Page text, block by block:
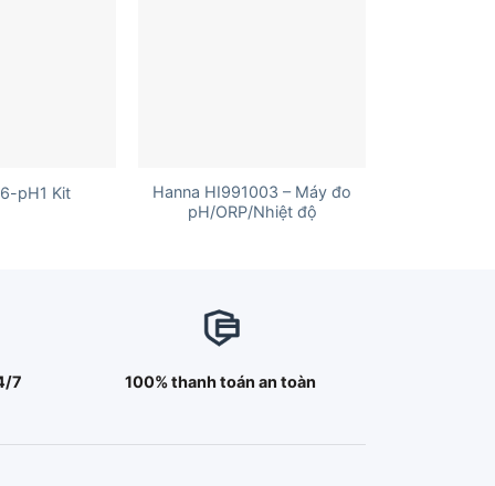
pH1 Kit
Hanna HI991003 – Máy đo
pH/ORP/Nhiệt độ
7 100% thanh toán an toàn